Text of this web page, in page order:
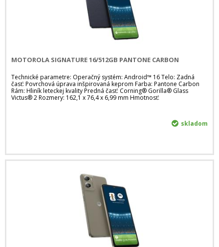
MOTOROLA SIGNATURE 16/512GB PANTONE CARBON
Technické parametre: Operačný systém: Android™ 16 Telo: Zadná
časť: Povrchová úprava inšpirovaná keprom Farba: Pantone Carbon
Rám: Hliník leteckej kvality Predná časť: Corning® Gorilla® Glass
Victus® 2 Rozmery: 162,1 x 76,4 x 6,99 mm Hmotnosť:
skladom